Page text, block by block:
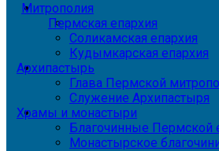
Митрополия
Пермская епархия
Соликамская епархия
Кудымкарская епархия
Архипастырь
Глава Пермской
Служение Архипастыря
Храмы и монастыри
Благочинные Пермской
Монастырское